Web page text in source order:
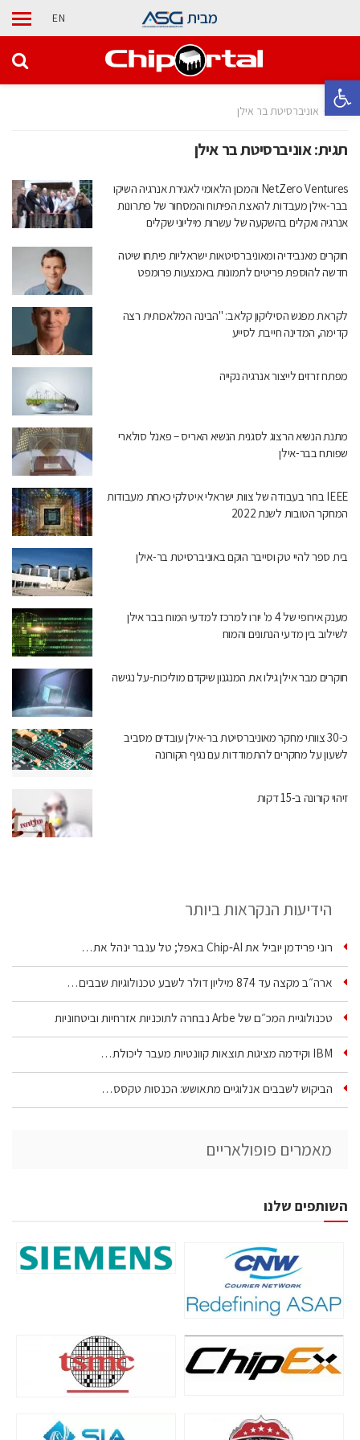
פתח סרגל נגישות
מבית EN
בית אוניברסיטת בר אילן
תגית:אוניברסיטת בר אילן
NetZero Ventures והמכון הלאומי לאגירת אנרגיה השיקו
בבר-אילן מעבדות להאצת הפיתוח והמסחור של פתרונות
אנרגיה ואקלים בהשקעה של עשרות מיליוני שקלים
חוקרים מאנבידיה ומאוניברסיטאות ישראליות פיתחו שיטה
חדשה להוספת פריטים לתמונות באמצעות פרומפט
לקראת מפגש הסיליקון קלאב: "הבינה המלאכותית רצה
קדימה, המדינה חייבת לסייע
מפתח זרזים לייצור אנרגיה נקייה
מתנת הנשיא הרצוג לסגנית הנשיא האריס – פאנל סולארי
שפותח בבר-אילן
IEEE בחר בעבודה של צוות ישראלי איטלקי כאחת מעבודות
המחקר הטובות לשנת 2022
בית ספר להיי טק וסייבר הוקם באוניברסיטת בר-אילן
מענק אירופי של 4 מ' יורו למרכז למדעי המוח בבר אילן
לשילוב בין מדעי הנתונים והמוח
חוקרים מבר אילן גילו את המנגנון שיקדם מוליכות-על נגישה
כ-30 צוותי מחקר מאוניברסיטת בר-אילן עובדים מסביב
לשעון על מחקרים להתמודדות עם נגיף הקורונה
זיהוי קורונה ב-15 דקות
הידיעות הנקראות ביותר
רוני פרידמן יוביל את Chip‑AI באפל; טל ענבר ינהל את…
ארה״ב מקצה עד 874 מיליון דולר לשבע טכנולוגיות שבבים…
טכנולוגיית המכ״ם של Arbe נבחרה לתוכניות אזרחיות וביטחוניות
IBM וקידמה מציגות תוצאות קוונטיות מעבר ליכולת…
הביקוש לשבבים אנלוגיים מתאושש: הכנסות טקסס…
מאמרים פופולאריים
השותפים שלנו